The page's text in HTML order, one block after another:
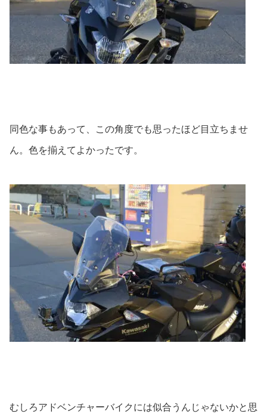
同色な事もあって、この角度でも思ったほど目立ちませ
ん。色を揃えてよかったです。
むしろアドベンチャーバイクには似合うんじゃないかと思